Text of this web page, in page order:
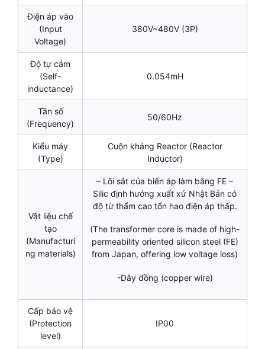
Điện áp vào
(Input
Voltage)
380V~480V (3P)
Độ tự cảm
(Self-
inductance)
0.054mH
Tần số
(Frequency)
50/60Hz
Kiểu máy
(Type)
Cuộn kháng Reactor (Reactor
Inductor)
Vật liệu chế
tạo
(Manufacturi
ng materials)
– Lõi sắt của biến áp làm bằng FE –
Silic định hướng xuất xứ Nhật Bản có
độ từ thẩm cao tổn hao điện áp thấp.
(The transformer core is made of high-
permeability oriented silicon steel (FE)
from Japan, offering low voltage loss)
-Dây đồng (copper wire)
Cấp bảo vệ
(Protection
level)
IP00